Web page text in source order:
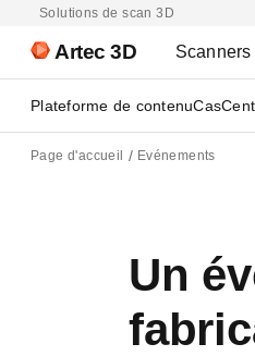
Solutions de scan 3D
Artec 3D Scanners
Plateforme de contenuCas
Page d'accueil Evénements
Un